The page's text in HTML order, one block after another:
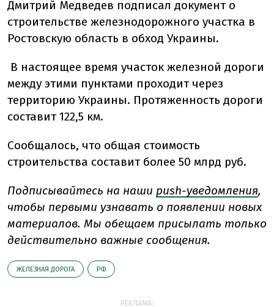
Дмитрий Медведев подписал документ о
строительстве железнодорожного участка в
Ростовскую область в обход Украины.
В настоящее время участок железной дороги
между этими пунктами проходит через
территорию Украины. Протяженность дороги
составит 122,5 км.
Сообщалось, что общая стоимость
строительства составит более 50 млрд руб.
Подписывайтесь на наши push-уведомления,
чтобы первыми узнавать о появлении новых
материалов. Мы обещаем присылать только
действительно важные сообщения.
ЖЕЛЕЗНАЯ ДОРОГА РФ
РЕКЛАМА: